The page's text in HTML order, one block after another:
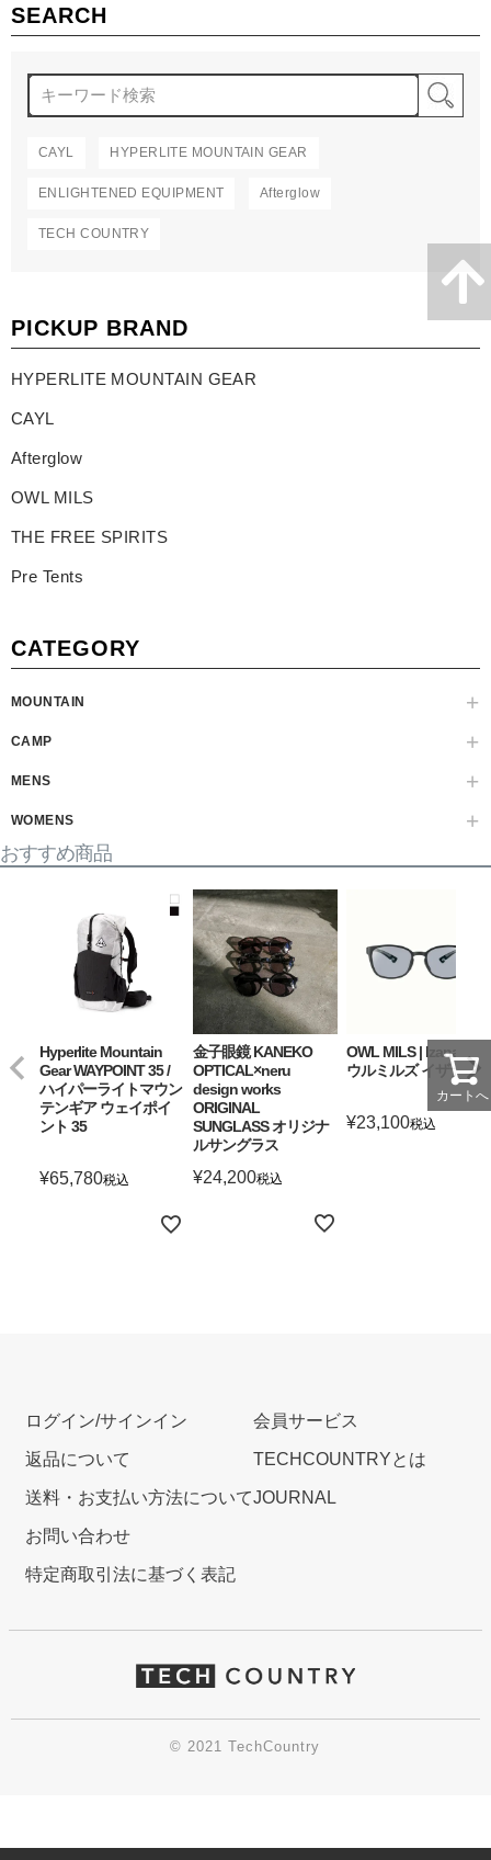
SEARCH
CAYL HYPERLITE MOUNTAIN GEAR
ENLIGHTENED EQUIPMENT Afterglow
TECH COUNTRY
PICKUP BRAND
HYPERLITE MOUNTAIN GEAR
CAYL
Afterglow
OWL MILS
THE FREE SPIRITS
Pre Tents
CATEGORY
MOUNTAIN
CAMP
MENS
WOMENS
おすすめ商品
Hyperlite Mountain
Gear WAYPOINT 35 /
ハイパーライトマウン
テンギア ウェイポイ
ント 35
¥65,780税込
金子眼鏡 KANEKO
OPTICAL×neru
design works
ORIGINAL
SUNGLASS オリジナ
ルサングラス
¥24,200税込
OWL MILS | Izanagi ア
ウルミルズ イザナギ
¥23,100税込
カートへ
ログイン/サインイン
返品について
送料・お支払い方法について
お問い合わせ
特定商取引法に基づく表記
会員サービス
TECHCOUNTRYとは
JOURNAL
© 2021 TechCountry